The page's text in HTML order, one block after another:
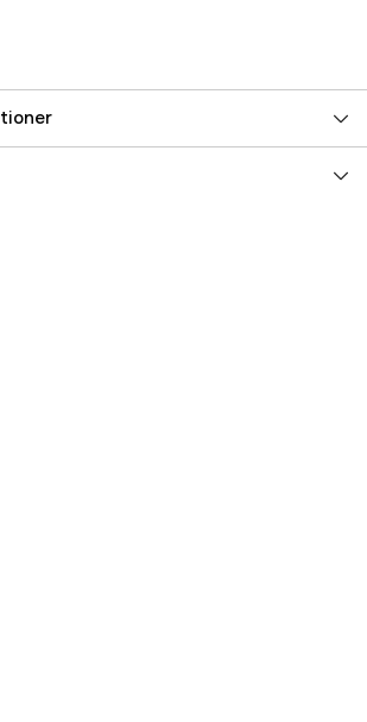
1.125 kW